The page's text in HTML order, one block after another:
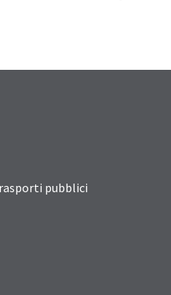
pubblici